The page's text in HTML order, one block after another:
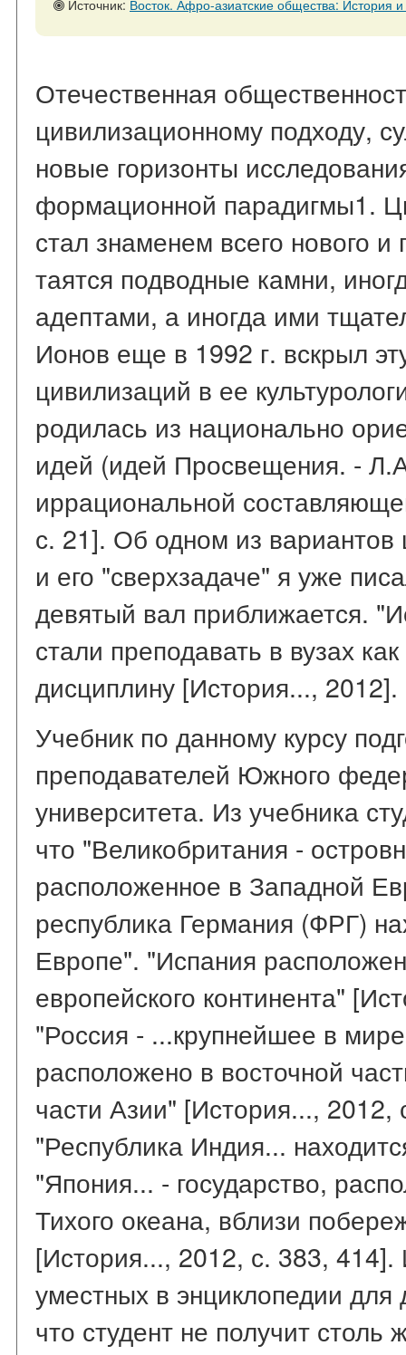
Источник: Восток. Афро-азиатские общества: История и современность,
Отечественная
цивилизационному подходу,
новые горизонты
формационной парадигмы1.
стал знаменем всего нового
таятся подводные камни,
адептами, а иногда ими
Ионов еще в 1992 г. вскрыл
цивилизаций в ее
родилась из национально
идей (идей Просвещения. -
иррациональной
с. 21]. Об одном из вариантов
и его "сверхзадаче" я уже
девятый вал приближается.
стали преподавать в вузах
дисциплину [История..., 2012].
Учебник по данному курсу
преподавателей Южного
университета. Из учебника
что "Великобритания -
расположенное в Западной
республика Германия (ФРГ)
Европе". "Испания
европейского континента"
"Россия - ...крупнейшее в
расположено в восточной
части Азии" [История...,
"Республика Индия...
"Япония... - государство,
Тихого океана, вблизи
[История..., 2012, с. 383, 414].
уместных в энциклопедии
что студент не получит столь